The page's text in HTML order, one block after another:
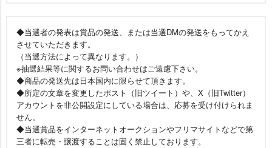
◆当選者の発表は賞品の発送、または当選DMの発送をもってかえ
させていただきます。
（当選方法によって異なります。）
※抽選結果等に関するお問い合わせはご遠慮下さい。
◆商品の発送先は日本国内に限らせて頂きます。
◆所定の文章を変更したポスト（旧ツイート）や、X（旧Twitter）
アカウントを非公開設定にしている場合は、応募を受け付けられま
せん。
◆当選賞品をインターネットオークションやフリマサイトなどで第
三者に転売・譲渡することは固く禁止しております。